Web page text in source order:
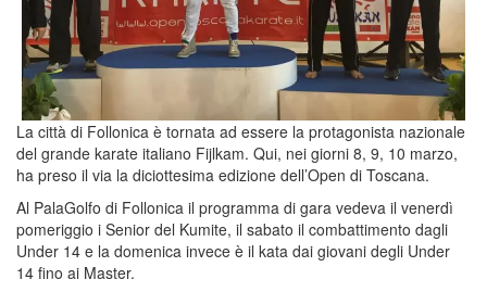
La città di Follonica è tornata ad essere la protagonista nazionale
del grande karate italiano Fijlkam. Qui, nei giorni 8, 9, 10 marzo,
ha preso il via la diciottesima edizione dell’Open di Toscana.
Al PalaGolfo di Follonica il programma di gara vedeva il venerdì
pomeriggio i Senior del Kumite, il sabato il combattimento dagli
Under 14 e la domenica invece è il kata dai giovani degli Under
14 fino ai Master.